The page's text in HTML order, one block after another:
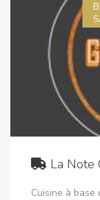
La Note
Cuisine à